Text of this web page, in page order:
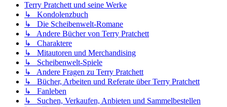
Terry Pratchett und seine Werke
↳ Kondolenzbuch
↳ Die Scheibenwelt-Romane
↳ Andere Bücher von Terry Pratchett
↳ Charaktere
↳ Mitautoren und Merchandising
↳ Scheibenwelt-Spiele
↳ Andere Fragen zu Terry Pratchett
↳ Bücher, Arbeiten und Referate über Terry Pratchett
↳ Fanleben
↳ Suchen, Verkaufen, Anbieten und Sammelbestellen